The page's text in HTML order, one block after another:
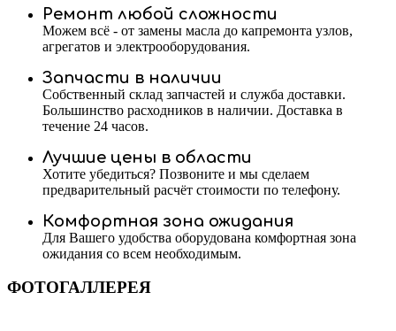
Ремонт любой сложности
Можем всё - от замены масла до капремонта узлов,
агрегатов и электрооборудования.
Запчасти в наличии
Собственный склад запчастей и служба доставки.
Большинство расходников в наличии. Доставка в
течение 24 часов.
Лучшие цены в области
Хотите убедиться? Позвоните и мы сделаем
предварительный расчёт стоимости по телефону.
Комфортная зона ожидания
Для Вашего удобства оборудована комфортная зона
ожидания со всем необходимым.
ФОТОГАЛЛЕРЕЯ